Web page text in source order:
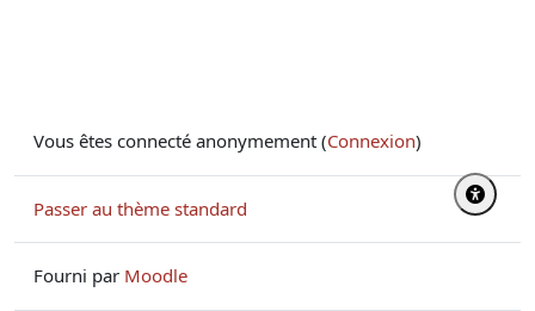
Vous êtes connecté anonymement (Connexion)
Passer au thème standard
Fourni par Moodle